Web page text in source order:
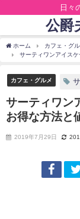
日々
公爵
ホーム
カフェ・グル
サーティワンアイス
カフェ・グルメ
サーティワン
お得な方法と
2019年7月29日